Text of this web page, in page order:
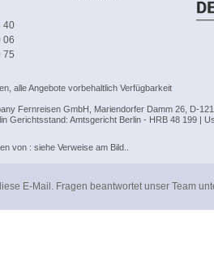
40
06
75
alle Angebote vorbehaltlich Verfügbarkeit
Fernreisen GmbH, Mariendorfer Damm 26, D-
Gerichtsstand: Amtsgericht Berlin - HRB 48 199 |
von : siehe Verweise am Bild..
E-Mail. Fragen beantwortet unser Team